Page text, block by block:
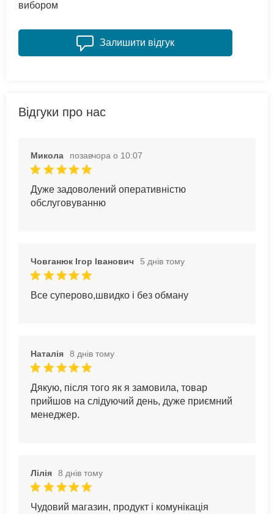
вибором
Залишити відгук
Відгуки про нас
Микола позавчора о 10:07
Дуже задоволений оперативністю
обслуговуванню
Човганюк Ігор Іванович 5 днів тому
Все суперово,швидко і без обману
Наталія 8 днів тому
Дякую, після того як я замовила, товар
прийшов на слідуючий день, дуже приємний
менеджер.
Лілія 8 днів тому
Чудовий магазин, продукт і комунікація